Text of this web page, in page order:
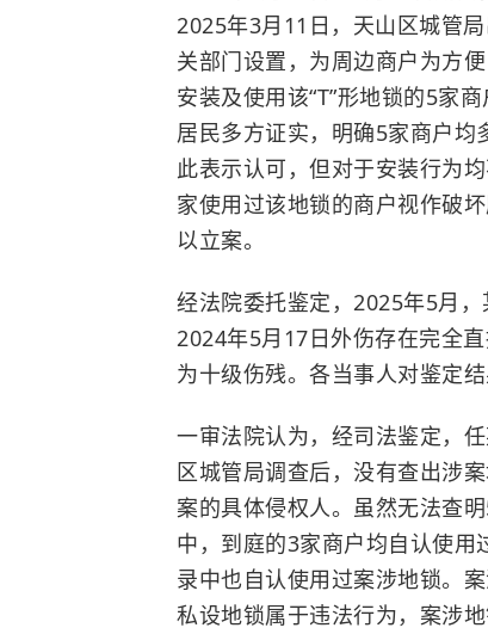
2025年3月11日，天山区城管
关部门设置，为周边商户为方
安装及使用该“T”形地锁的5家
居民多方证实，明确5家商户
此表示认可，但对于安装行为
家使用过该地锁的商户视作破
以立案。
经法院委托鉴定，2025年5月
2024年5月17日外伤存在完全
为十级伤残。各当事人对鉴定结
一审法院认为，经司法鉴定，
区城管局调查后，没有查出涉
案的具体侵权人。虽然无法查
中，到庭的3家商户均自认使
录中也自认使用过案涉地锁。
私设地锁属于违法行为，案涉